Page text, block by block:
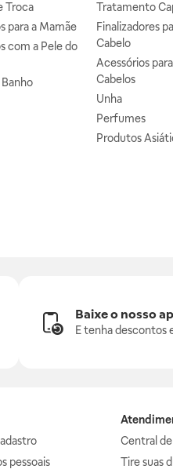
Troca
para a Mamãe
com a Pele do
Tratamento
Finalizadores
Cabelo
Acessórios para
Cabelos
Unha
Perfumes
Produtos
Baixe o nosso
E tenha descontos
pessoais
Central
Tire suas